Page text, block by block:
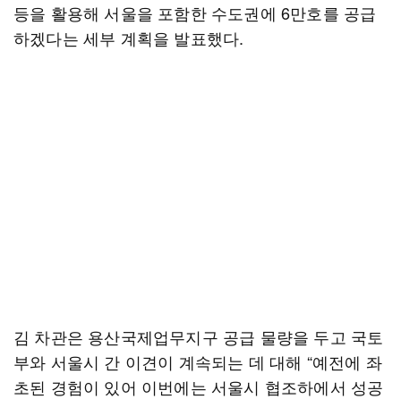
등을 활용해 서울을 포함한 수도권에 6만호를 공급
하겠다는 세부 계획을 발표했다.
김 차관은 용산국제업무지구 공급 물량을 두고 국토
부와 서울시 간 이견이 계속되는 데 대해 “예전에 좌
초된 경험이 있어 이번에는 서울시 협조하에서 성공